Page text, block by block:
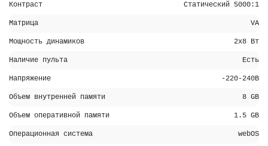
Контраст Статический 5000:1
Матрица VA
Мощность динамиков 2х8 Вт
Наличие пульта Есть
Напряжение -220-240В
Объем внутренней памяти 8 GB
Объем оперативной памяти 1.5 GB
Операционная система webOS